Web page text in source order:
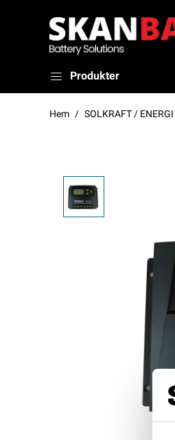
Produkter
Hem SOLKRAFT / ENERGI